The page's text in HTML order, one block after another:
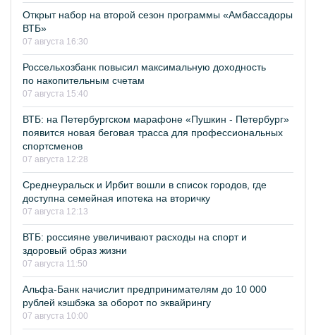
Открыт набор на второй сезон программы «Амбассадоры
ВТБ»
07 августа 16:30
Россельхозбанк повысил максимальную доходность
по накопительным счетам
07 августа 15:40
ВТБ: на Петербургском марафоне «Пушкин - Петербург»
появится новая беговая трасса для профессиональных
спортсменов
07 августа 12:28
Среднеуральск и Ирбит вошли в список городов, где
доступна семейная ипотека на вторичку
07 августа 12:13
ВТБ: россияне увеличивают расходы на спорт и
здоровый образ жизни
07 августа 11:50
Альфа-Банк начислит предпринимателям до 10 000
рублей кэшбэка за оборот по эквайрингу
07 августа 10:00